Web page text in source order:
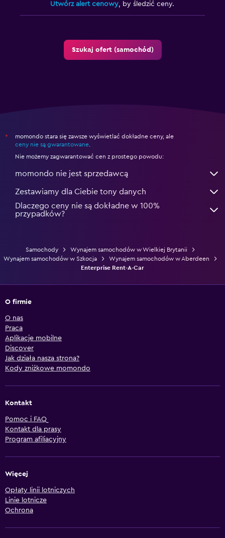
Utwórz alert cenowy, by śledzić ceny.
Szukaj ofert (samochód)
*
momondo stara się zawsze wyświetlać dokładne ceny, ale
ceny nie są gwarantowane.
Nie możemy zagwarantować cen z prostego powodu:
momondo nie jest sprzedawcą
Zestawiamy dla Ciebie tony danych
Dlaczego ceny nie są dokładne w 100%
przypadków?
Samochody
Wynajem samochodów w Wielkiej Brytanii
Wynajem samochodów w Szkocja
Wynajem samochodów w Aberdeen
Enterprise Rent-A-Car
O firmie
O nas
Praca
Aplikacje mobilne
Discover
Jak działa nasza strona?
Kody zniżkowe momondo
Kontakt
Pomoc i FAQ
Kontakt dla prasy
Program afiliacyjny
Więcej
Opłaty linii lotniczych
Linie lotnicze
Ochrona